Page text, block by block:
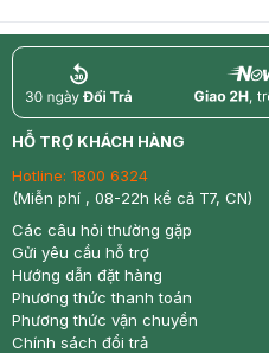
return nowfree
HỖ TRỢ KHÁCH HÀNG
Hotline: 1800 6324
(Miễn phí , 08-22h kể cả T7, CN)
Các câu hỏi thường gặp
Gửi yêu cầu hỗ trợ
Hướng dẫn đặt hàng
Phương thức thanh toán
Phương thức vận chuyển
Chính sách đổi trả